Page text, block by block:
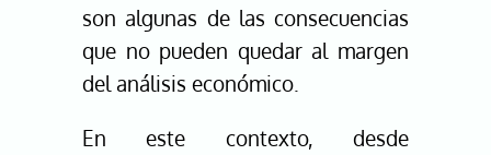
son algunas de las consecuencias
que no pueden quedar al margen
del análisis económico.
En este contexto, desde